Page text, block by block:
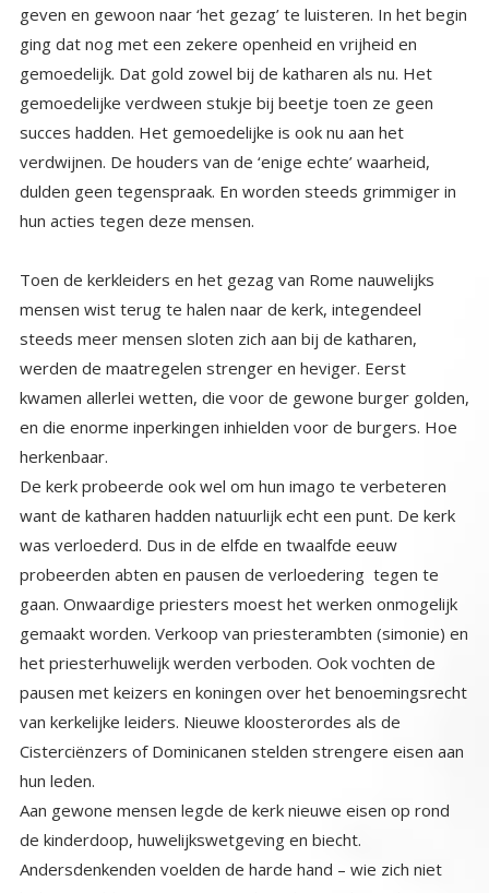
hun acties tegen deze mensen.
Toen de kerkleiders en het gezag van Rome nauwelijks
mensen wist terug te halen naar de kerk, integendeel
steeds meer mensen sloten zich aan bij de katharen,
werden de maatregelen strenger en heviger. Eerst
kwamen allerlei wetten, die voor de gewone burger golden,
en die enorme inperkingen inhielden voor de burgers. Hoe
herkenbaar.
De kerk probeerde ook wel om hun imago te verbeteren
want de katharen hadden natuurlijk echt een punt. De kerk
was verloederd. Dus in de elfde en twaalfde eeuw
probeerden abten en pausen de verloedering tegen te
gaan. Onwaardige priesters moest het werken onmogelijk
gemaakt worden. Verkoop van priesterambten (simonie) en
het priesterhuwelijk werden verboden. Ook vochten de
pausen met keizers en koningen over het benoemingsrecht
van kerkelijke leiders. Nieuwe kloosterordes als de
Cisterciënzers of Dominicanen stelden strengere eisen aan
hun leden.
Aan gewone mensen legde de kerk nieuwe eisen op rond
de kinderdoop, huwelijkswetgeving en biecht.
Andersdenkenden voelden de harde hand – wie zich niet
bekeren wilde moest maar voelen- desnoods op de
brandstapel. Het vierde Lateraanse concilie van 1215 zou
een hoogtepunt vormen in de pogingen om de rijen
gesloten, de leer zuiver en de gelovigen in het gelid te